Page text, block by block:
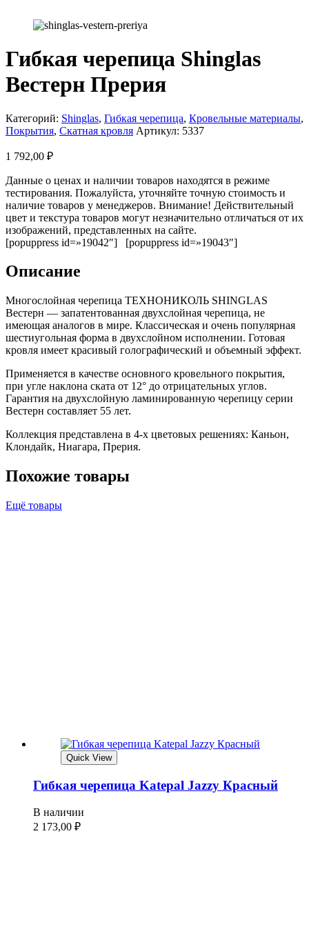
Гибкая черепица Shinglas
Вестерн Прерия
Категорий: Shinglas, Гибкая черепица, Кровельные материалы,
Покрытия, Скатная кровля Артикул: 5337
1 792,00 ₽
Данные о ценах и наличии товаров находятся в режиме
тестирования. Пожалуйста, уточняйте точную стоимость и
наличие товаров у менеджеров. Внимание! Действительный
цвет и текстура товаров могут незначительно отличаться от их
изображений, представленных на сайте.
[popuppress id=»19042″] [popuppress id=»19043″]
Описание
Многослойная черепица ТЕХНОНИКОЛЬ SHINGLAS
Вестерн — запатентованная двухслойная черепица, не
имеющая аналогов в мире. Классическая и очень популярная
шестиугольная форма в двухслойном исполнении. Готовая
кровля имеет красивый голографический и объемный эффект.
Применяется в качестве основного кровельного покрытия,
при угле наклона ската от 12° до отрицательных углов.
Гарантия на двухслойную ламинированную черепицу серии
Вестерн составляет 55 лет.
Коллекция представлена в 4-х цветовых решениях: Каньон,
Клондайк, Ниагара, Прерия.
Похожие товары
Ещё товары
Quick View
Гибкая черепица Katepal Jazzy Красный
В наличии
2 173,00 ₽